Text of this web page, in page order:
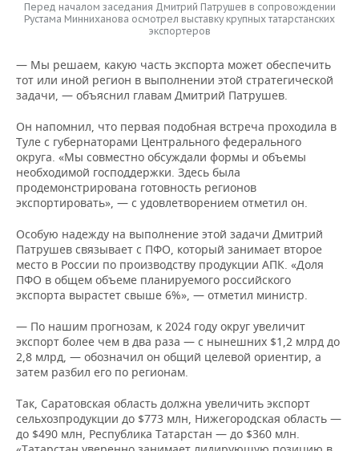
Перед началом заседания Дмитрий Патрушев в сопровождении
Рустама Минниханова осмотрел выставку крупных татарстанских
экспортеров
— Мы решаем, какую часть экспорта может обеспечить
тот или иной регион в выполнении этой стратегической
задачи, — объяснил главам Дмитрий Патрушев.
Он напомнил, что первая подобная встреча проходила в
Туле с губернаторами Центрального федерального
округа. «Мы совместно обсуждали формы и объемы
необходимой господдержки. Здесь была
продемонстрирована готовность регионов
экспортировать», — с удовлетворением отметил он.
Особую надежду на выполнение этой задачи Дмитрий
Патрушев связывает с ПФО, который занимает второе
место в России по производству продукции АПК. «Доля
ПФО в общем объеме планируемого российского
экспорта вырастет свыше 6%», — отметил министр.
— По нашим прогнозам, к 2024 году округ увеличит
экспорт более чем в два раза — с нынешних $1,2 млрд до
2,8 млрд, — обозначил он общий целевой ориентир, а
затем разбил его по регионам.
Так, Саратовская область должна увеличить экспорт
сельхозпродукции до $773 млн, Нижегородская область —
до $490 млн, Республика Татарстан — до $360 млн.